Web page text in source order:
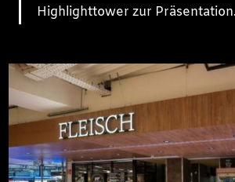
Highlighttower zur Präsentation.